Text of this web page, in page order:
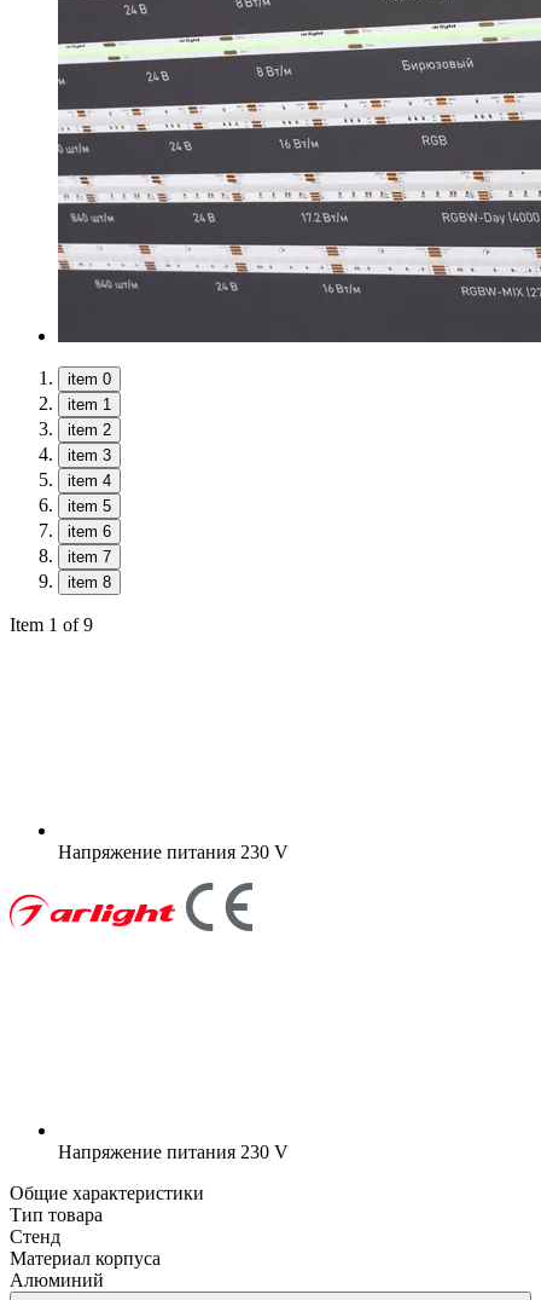
item 0
item 1
item 2
item 3
item 4
item 5
item 6
item 7
item 8
Item 1 of 9
Напряжение питания 230 V
Напряжение питания 230 V
Общие характеристики
Тип товара
Стенд
Материал корпуса
Алюминий